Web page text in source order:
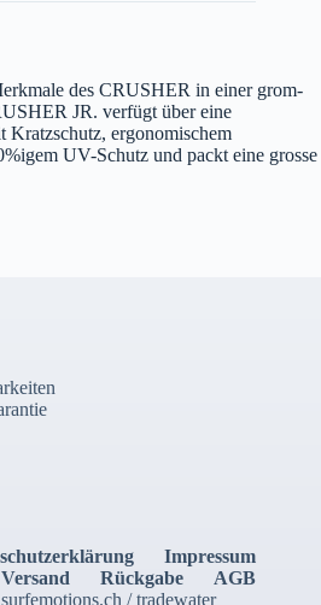
des CRUSHER in einer grom-
JR. verfügt über eine
Kratzschutz, ergonomischem
UV-Schutz und packt eine grosse
Impressum
Versand Rückgabe
AGB
/ tradewater